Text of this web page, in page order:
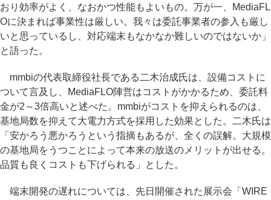
おり効率がよく、なおかつ性能もよいもの。万が一、MediaFL
Oに決まれば事業性は厳しい。我々は委託事業者の参入も厳し
いと思っているし、対応端末もなかなか難しいのではないか」
と語った。
mmbiの代表取締役社長である二木治成氏は、設備コストに
ついて言及し、MediaFLO陣営はコストがかかるため、委託料
金が2～3倍高いと述べた。mmbiがコストを抑えられるのは、
基地局数を抑えて大電力方式を採用した効果とした。二木氏は
「安かろう悪かろうという指摘もあるが、全くの誤解。大規模
の基地局をうつことによって本来の放送のメリットが出せる。
品質も良くコストも下げられる」とした。
端末開発の遅れについては、先日開催された展示会「WIRE